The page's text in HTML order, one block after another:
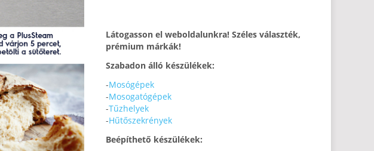
Látogasson el weboldalunkra! Széles választék,
prémium márkák!
Szabadon álló készülékek:
-Mosógépek
-Mosogatógépek
-Tűzhelyek
-Hűtőszekrények
Beépíthető készülékek: